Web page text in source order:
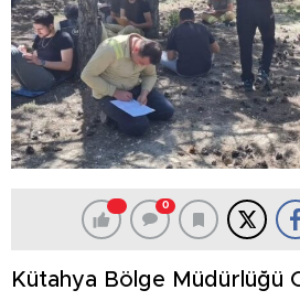
0
Kütahya Bölge Müdürlüğü